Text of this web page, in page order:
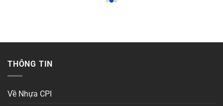
THÔNG TIN
Về Nhựa CPI